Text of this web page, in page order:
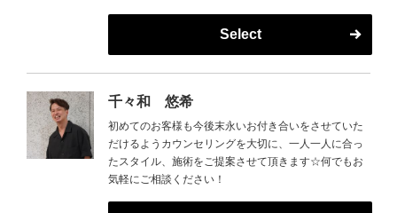
Select
千々和 悠希
初めてのお客様も今後末永いお付き合いをさせていた
だけるようカウンセリングを大切に、一人一人に合っ
たスタイル、施術をご提案させて頂きます☆何でもお
気軽にご相談ください！